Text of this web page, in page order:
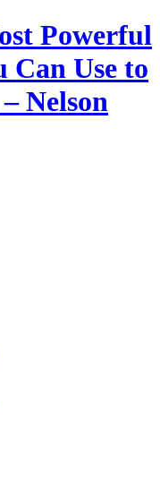
Powerful
Can Use to
Nelson